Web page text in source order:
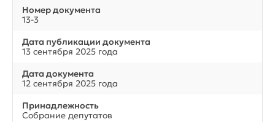
Номер документа
13-3
Дата публикации документа
13 сентября 2025 года
Дата документа
12 сентября 2025 года
Принадлежность
Собрание депутатов